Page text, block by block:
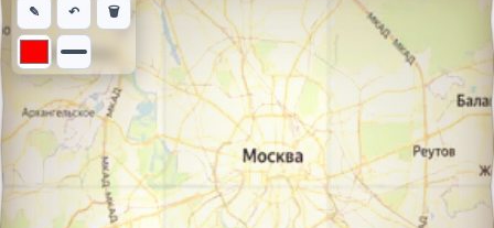
✎ ↶ 🗑